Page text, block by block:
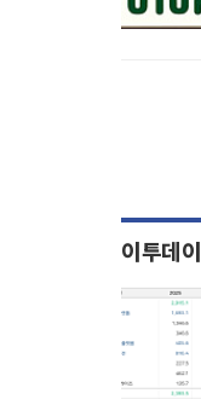
이투데이